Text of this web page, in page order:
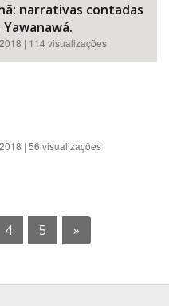
narrativas contadas
| 114 visualizações
| 56 visualizações
4 5 »